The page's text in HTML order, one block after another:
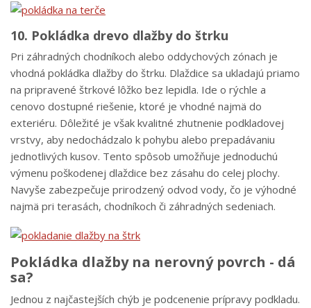
10. Pokládka drevo dlažby do štrku
Pri záhradných chodníkoch alebo oddychových zónach je
vhodná pokládka dlažby do štrku. Dlaždice sa ukladajú priamo
na pripravené štrkové lôžko bez lepidla. Ide o rýchle a
cenovo dostupné riešenie, ktoré je vhodné najmä do
exteriéru. Dôležité je však kvalitné zhutnenie podkladovej
vrstvy, aby nedochádzalo k pohybu alebo prepadávaniu
jednotlivých kusov. Tento spôsob umožňuje jednoduchú
výmenu poškodenej dlaždice bez zásahu do celej plochy.
Navyše zabezpečuje prirodzený odvod vody, čo je výhodné
najmä pri terasách, chodníkoch či záhradných sedeniach.
Pokládka dlažby na nerovný povrch - dá
sa?
Jednou z najčastejších chýb je podcenenie prípravy podkladu.